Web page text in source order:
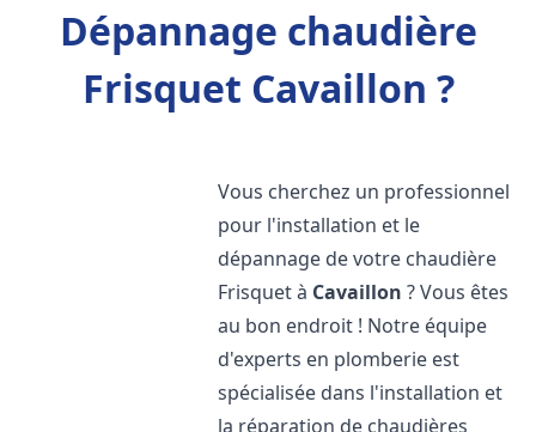
Dépannage chaudière
Frisquet Cavaillon ?
Vous cherchez un professionnel
pour l'installation et le
dépannage de votre chaudière
Frisquet à Cavaillon ? Vous êtes
au bon endroit ! Notre équipe
d'experts en plomberie est
spécialisée dans l'installation et
la réparation de chaudières